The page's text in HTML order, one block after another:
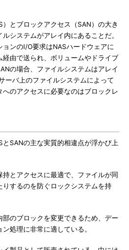
とブロックアクセス（SAN）の大き
システムがアレイ内にあることだ。
ンのI/O要求はNASハードウェアに
由で送られ、ボリュームやドライブ
の場合、ファイルシステムはアレイ
ーバ上のファイルシステムによって
のアクセスに必要なのはブロックレ
SANの主な実質的相違点が浮かび上
とアクセスに最適で、ファイルが同
するのを防ぐロックシステムを持
のブロックを変更できるため、デー
処理に非常に適している。